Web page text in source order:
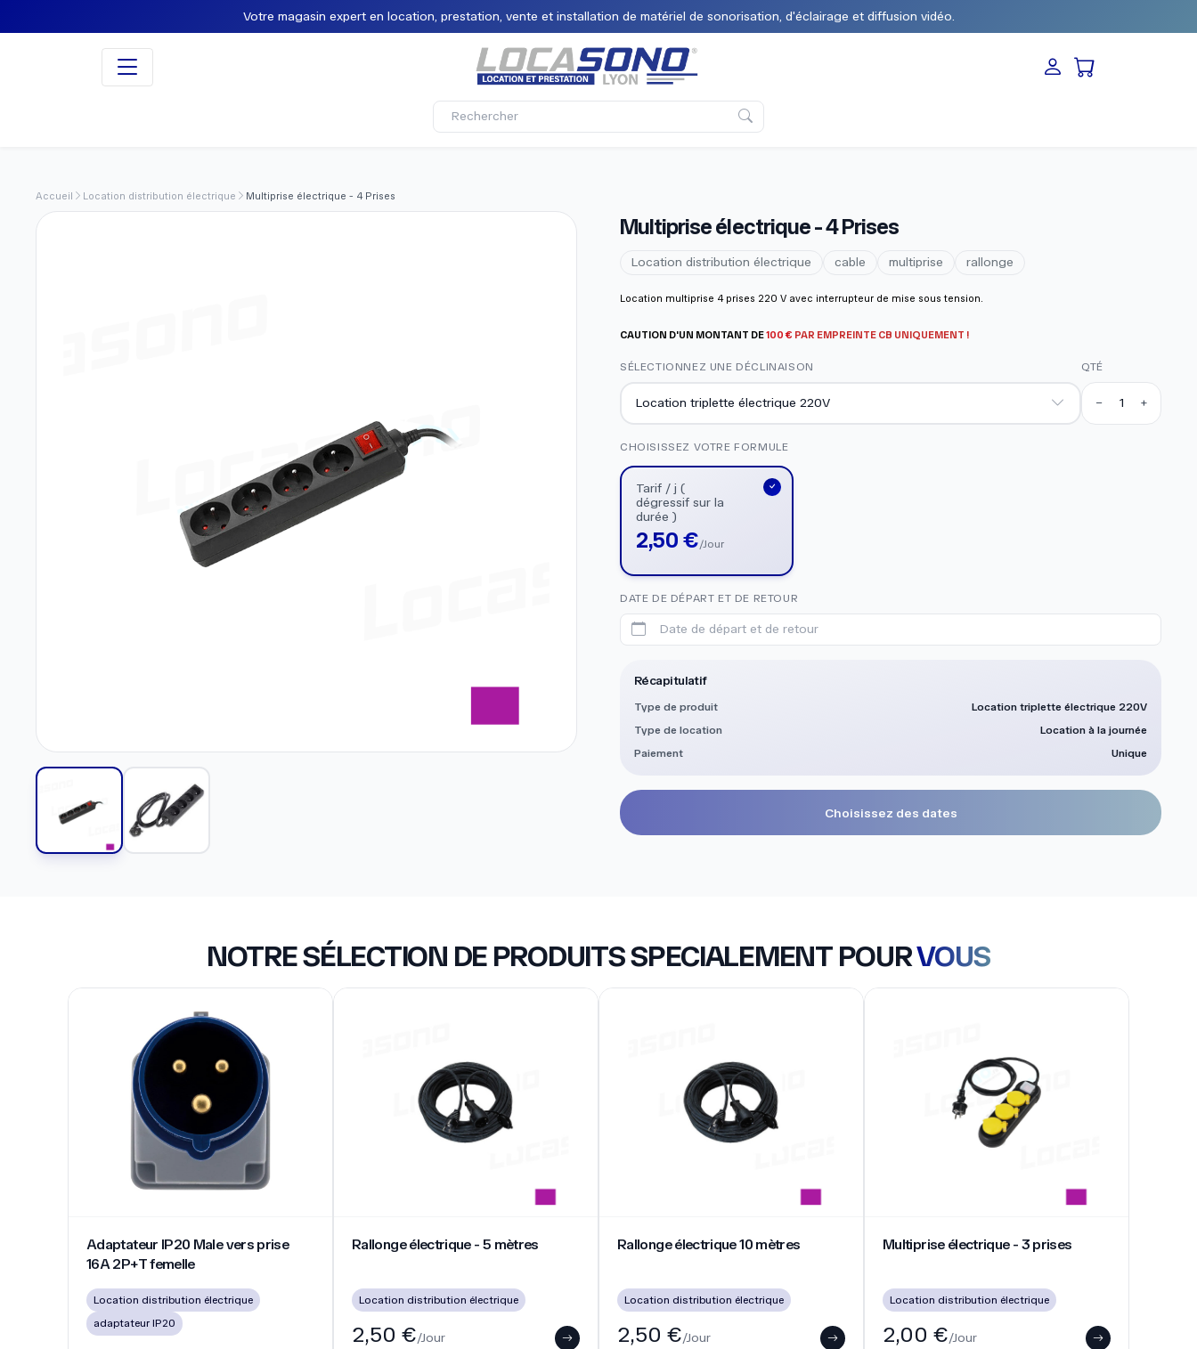
Votre magasin expert en location, prestation, vente et installation de matériel de sonorisation, d'éclairage et diffusion vidéo.
Accueil Location distribution électrique Multiprise électrique - 4 Prises
Multiprise électrique - 4 Prises
Location distribution électrique cable multiprise rallonge
Location multiprise 4 prises 220 V avec interrupteur de mise sous tension.
CAUTION D'UN MONTANT DE100€ PAR EMPREINTE CB UNIQUEMENT !
SÉLECTIONNEZ UNE DÉCLINAISON
Location triplette électrique 220V
QTÉ
Quantité
−
Quantité
+
CHOISISSEZ VOTRE FORMULE
Tarif / j (
dégressif sur la
durée )
2,50 €/Jour
DATE DE DÉPART ET DE RETOUR
Date de départ et de retour
Récapitulatif
Type de produit
Location triplette électrique 220V
Type de location
Location à la journée
Paiement
Unique
Choisissez des dates
NOTRE SÉLECTION DE PRODUITS SPECIALEMENT POURVOUS
Adaptateur IP20 Male vers prise
16A 2P+T femelle
Location distribution électrique
adaptateur IP20
Rallonge électrique - 5 mètres
Location distribution électrique
2,50 €/Jour
Rallonge électrique 10 mètres
Location distribution électrique
2,50 €/Jour
Multiprise électrique - 3 prises
Location distribution électrique
2,00 €/Jour